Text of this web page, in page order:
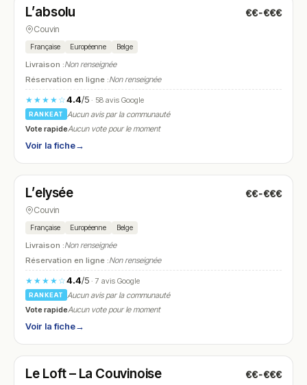
N° 15
L’absolu €€-€€€
Couvin
Française Européenne Belge
Livraison :Non renseignée
Réservation en ligne :Non renseignée
★★★★☆4.4/5· 58 avis Google
RANKEAT
Aucun avis par la communauté
Vote rapideAucun vote pour le moment
Voir la fiche→
N° 16
L’elysée €€-€€€
Couvin
Française Européenne Belge
Livraison :Non renseignée
Réservation en ligne :Non renseignée
★★★★☆4.4/5· 7 avis Google
RANKEAT
Aucun avis par la communauté
Vote rapideAucun vote pour le moment
Voir la fiche→
N° 17
Le Loft – La Couvinoise €€-€€€